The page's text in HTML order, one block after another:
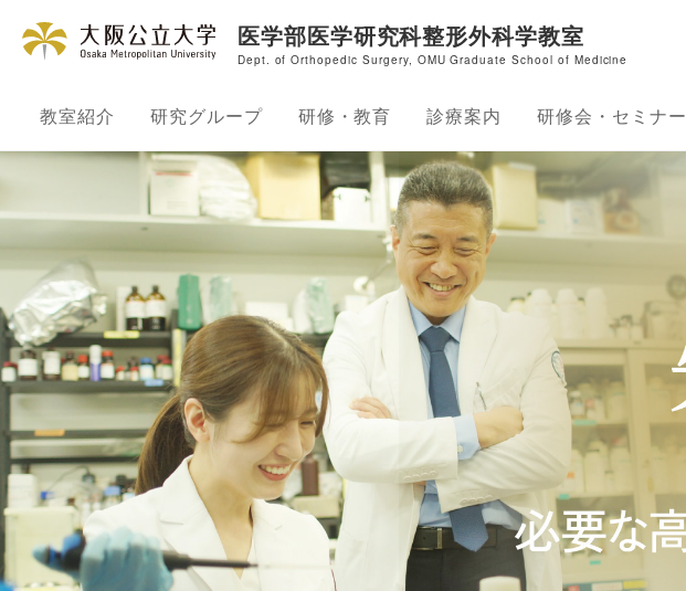
医学部医学研究科整形外科学教室
Dept. of Orthopedic Surgery, OMU Graduate School of Medicine
教室紹介
教授ご挨拶
教室の沿革
スタッフ紹介
臨床研究
クラブ活動
関連病院
研究グループ
脊椎グループ
リウマチ外科グループ
肩・肘関節グループ
手外科・肘関節外科グループ
スポーツグループ
骨・軟部腫瘍グループ
研修・教育
入局案内
研修プログラム
先輩の声
留学
多様なキャリア
診療案内
外来診療のご案内
脊椎外来
関節外来
リウマチ外科外来
肩・肘関節外来
手外科・肘関節外科外来
スポーツ外来
研修会・セミナー